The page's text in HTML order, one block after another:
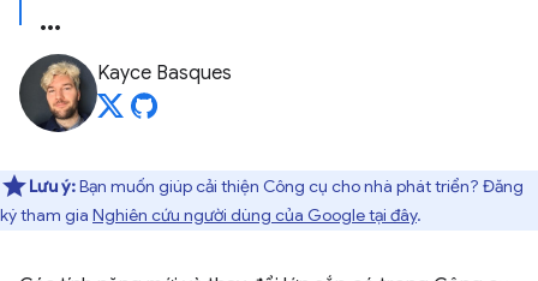
Kayce Basques
Lưu ý:Bạn muốn giúp cải thiện Công cụ cho nhà phát triển? Đăng
ký tham gia Nghiên cứu người dùng của Google tại đây.